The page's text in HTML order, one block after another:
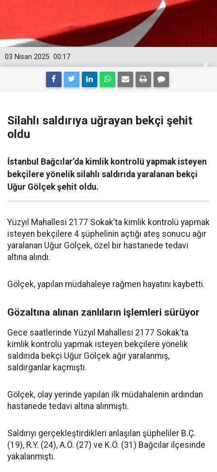
00:17
03 Nisan 2025
Silahlı saldırıya uğrayan bekçi şehit
oldu
İstanbul Bağcılar’da kimlik kontrolü yapmak isteyen
bekçilere yönelik silahlı saldırıda yaralanan bekçi
Uğur Gölçek şehit oldu.
Yüzyıl Mahallesi 2177 Sokak’ta kimlik kontrolü yapmak
isteyen bekçilere 4 şüphelinin açtığı ateş sonucu ağır
yaralanan Uğur Gölçek, özel bir hastanede tedavi
altına alındı.
Gölçek, yapılan müdahaleye rağmen hayatını kaybetti.
Gözaltına alınan zanlıların işlemleri sürüyor
Gece saatlerinde Yüzyıl Mahallesi 2177 Sokak’ta
kimlik kontrolü yapmak isteyen bekçilere yönelik
saldırıda bekçi Uğur Gölçek ağır yaralanmış,
saldırganlar kaçmıştı.
Gölçek, olay yerinde yapılan ilk müdahalenin ardından
hastanede tedavi altına alınmıştı.
Saldırıyı gerçekleştirdikleri anlaşılan şüpheliler B.Ç.
(19), R.Y. (24), A.Ö. (27) ve K.Ö. (31) Bağcılar ilçesinde
yakalanmıştı.